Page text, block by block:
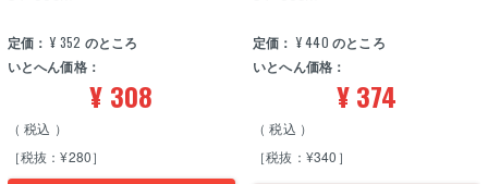
定価： ¥ 352 のところ
いとへん価格：
¥ 308
税込
［税抜：¥280］
定価： ¥440 のところ
いとへん価格：
¥374
税込
［税抜：¥340］